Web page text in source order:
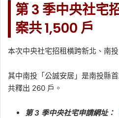
第 3 季中央社宅
案共 1,500 戶
本次中央社宅招租橫跨新北、南
其中南投「公誠安居」是南投縣
共釋出 260 戶。
第 3 季中央社宅申請網址：